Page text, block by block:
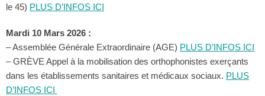
le 45) PLUS D’INFOS ICI
Mardi 10 Mars 2026 :
– Assemblée Générale Extraordinaire (AGE) PLUS D’INFOS ICI
– GRÈVE Appel à la mobilisation des orthophonistes exerçants
dans les établissements sanitaires et médicaux sociaux. PLUS
D’INFOS ICI